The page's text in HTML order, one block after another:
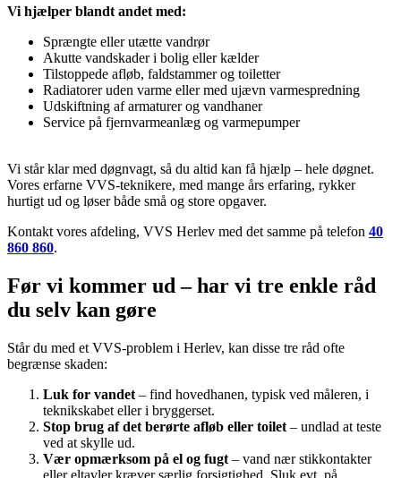
Vi hjælper blandt andet med:
Sprængte eller utætte vandrør
Akutte vandskader i bolig eller kælder
Tilstoppede afløb, faldstammer og toiletter
Radiatorer uden varme eller med ujævn varmespredning
Udskiftning af armaturer og vandhaner
Service på fjernvarmeanlæg og varmepumper
Vi står klar med døgnvagt, så du altid kan få hjælp – hele døgnet.
Vores erfarne VVS-teknikere, med mange års erfaring, rykker
hurtigt ud og løser både små og store opgaver.
Kontakt vores afdeling, VVS Herlev med det samme på telefon 40
860 860.
Før vi kommer ud – har vi tre enkle råd
du selv kan gøre
Står du med et VVS-problem i Herlev, kan disse tre råd ofte
begrænse skaden:
Luk for vandet – find hovedhanen, typisk ved måleren, i
teknikskabet eller i bryggerset.
Stop brug af det berørte afløb eller toilet – undlad at teste
ved at skylle ud.
Vær opmærksom på el og fugt – vand nær stikkontakter
eller eltavler kræver særlig forsigtighed. Sluk evt. på